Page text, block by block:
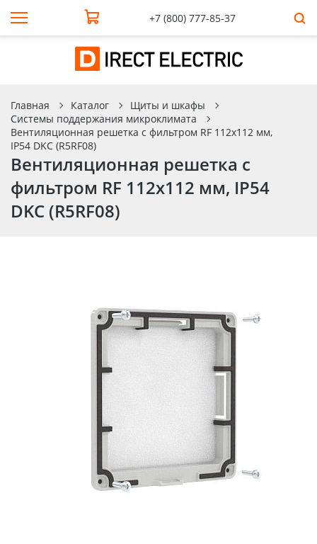
+7 (800) 777-85-37
Главная Каталог
Щиты и шкафы
Системы поддержания микроклимата
Вентиляционная решетка с фильтром RF 112x112 мм,
IP54 DKC (R5RF08)
Вентиляционная решетка с
фильтром RF 112x112 мм, IP54
DKC (R5RF08)